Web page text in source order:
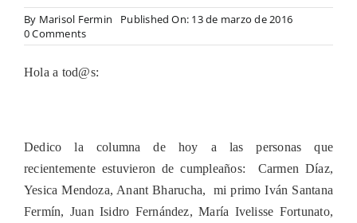
By Marisol Fermin
Published On: 13 de marzo de 2016
0 Commentson
EDICION
POR
DIA
INTERNACIONAL
DE
LA
MUJER
Hola a tod@s:
Dedico la columna de hoy a las personas que
recientemente estuvieron de cumpleaños: Carmen Díaz,
Yesica Mendoza, Anant Bharucha, mi primo Iván Santana
Fermín, Juan Isidro Fernández, María Ivelisse Fortunato,